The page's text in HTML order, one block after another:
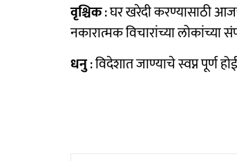
वृश्चिक: घर खरेदी करण्यासाठी
नकारात्मक विचारांच्या लोकांच्या
धनु: विदेशात जाण्याचे स्वप्न पूर्ण